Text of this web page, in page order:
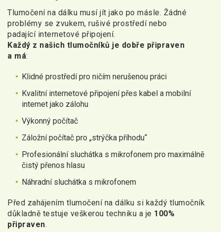
Tlumočení na dálku musí jít jako po másle. Žádné
problémy se zvukem, rušivé prostředí nebo
padající internetové připojení.
Každý z našich tlumočníků je dobře připraven
a má:
Klidné prostředí pro ničím nerušenou práci
Kvalitní internetové připojení přes kabel a mobilní
internet jako zálohu
Výkonný počítač
Záložní počítač pro „strýčka příhodu“
Profesionální sluchátka s mikrofonem pro maximálně
čistý přenos hlasu
Náhradní sluchátka s mikrofonem
Před zahájením tlumočení na dálku si každý tlumočník
důkladně testuje veškerou techniku a je 100%
připraven.